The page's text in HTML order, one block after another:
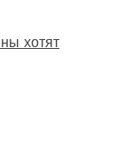
хотят